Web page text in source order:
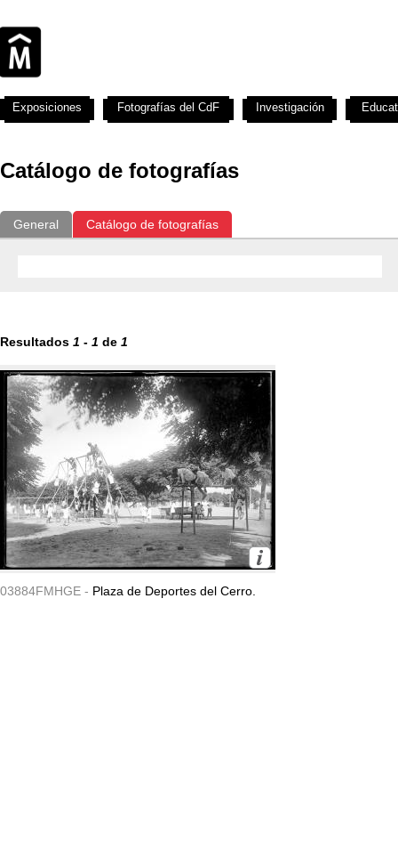
Catálogo de fotografías
General Catálogo de fotografías
Resultados 1 - 1 de 1
03884FMHGE - Plaza de Deportes del Cerro.
Exposiciones Fotografías del CdF Investigación